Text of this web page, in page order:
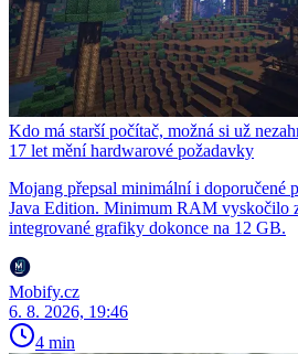
Kdo má starší počítač, možná si už
17 let mění hardwarové požadavky
Mojang přepsal minimální i doporučené
Java Edition. Minimum RAM vyskočilo
integrované grafiky dokonce na 12 GB.
Mobify.cz
6. 8. 2026, 19:46
4 min